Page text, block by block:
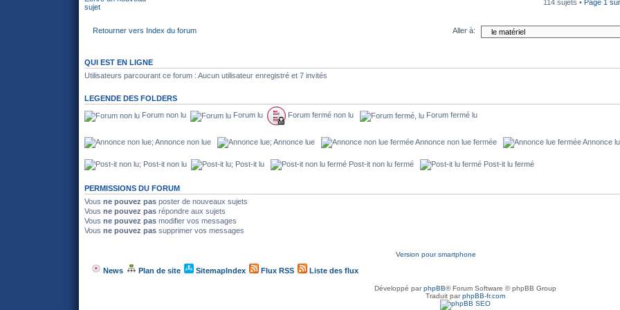
sujet
114 sujets • Page 1 sur
Retourner vers Index du forum Aller à:
QUI EST EN LIGNE
Utilisateurs parcourant ce forum : Aucun utilisateur enregistré et 7 invités
LEGENDE DES FOLDERS
Forum non lu Forum lu Forum fermé non lu Forum fermé lu
Annonce non lue Annonce lue Annonce non lue fermée Annonce
Post-it non lu Post-it lu Post-it non lu fermé Post-it lu fermé
PERMISSIONS DU FORUM
Vous ne pouvez pas poster de nouveaux sujets
Vous ne pouvez pas répondre aux sujets
Vous ne pouvez pas modifier vos messages
Vous ne pouvez pas supprimer vos messages
Version pour smartphone
News Plan de site SitemapIndex Flux RSS Liste des flux
Développé parphpBB® Forum Software © phpBB Group
Traduit parphpBB-fr.com